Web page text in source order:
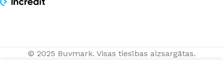
© 2025 Buvmark. Visas tiesības aizsargātas.
Парящий